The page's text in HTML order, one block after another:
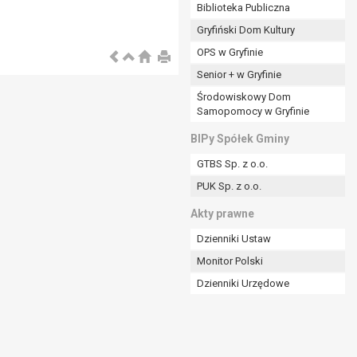
Biblioteka Publiczna
Gryfiński Dom Kultury
OPS w Gryfinie
Senior + w Gryfinie
Środowiskowy Dom
Samopomocy w Gryfinie
BIPy Spółek Gminy
GTBS Sp. z o.o.
PUK Sp. z o.o.
Akty prawne
Dzienniki Ustaw
Monitor Polski
Dzienniki Urzędowe
lub przez stronę trzecią.
tych danych osobowych, chyba że wykaże
której dane dotyczą, lub podstaw do
(art. 6 ust. 1 lit a RODO), przysługuje Pani/Panu
na podstawie zgody przed jej cofnięciem.
osobowych przez administratora.
ustawowym lub umownym.